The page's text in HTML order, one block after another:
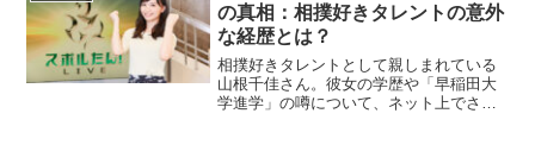
の真相：相撲好きタレントの意外
な経歴とは？
相撲好きタレントとして親しまれている
山根千佳さん。彼女の学歴や「早稲田大
学進学」の噂について、ネット上でさま